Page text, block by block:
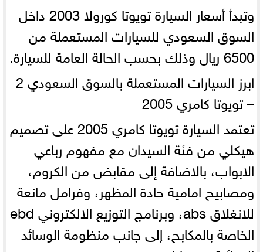
وتبدأ أسعار السيارة تويوتا كورولا 2003 داخل
السوق السعودي للسيارات المستعملة من
6500 ريال وذلك بحسب الحالة العامة للسيارة.
ابرز السيارات المستعملة بالسوق السعودي2
– تويوتا كامري 2005
تعتمد السيارة تويوتا كامري 2005 على تصميم
هيكلي من فئة السيدان مع مفهوم رباعي
الابواب، بالاضافة إلى مقابض من الكروم،
ومصابيح امامية حادة المظهر، وفرامل مانعة
للانغلاق abs، وبرنامج التوزيع الالكتروني ebd
الخاصة بالمكابح، إلى جانب منظومة الوسائد